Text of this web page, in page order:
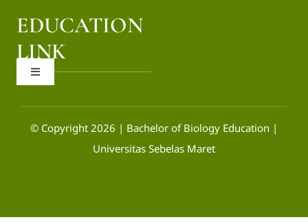
LPPM
EDUCATION
LINK
Toggle
OCW
© Copyright 2026 | Bachelor of Biology Education |
Universitas Sebelas Maret